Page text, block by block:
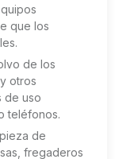
que los
de los
otros
de uso
teléfonos.
de
fregaderos